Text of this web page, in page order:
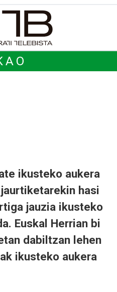
ikusteko aukera
hasi
jauzia ikusteko
Euskal Herrian bi
dabiltzan lehen
ikusteko aukera